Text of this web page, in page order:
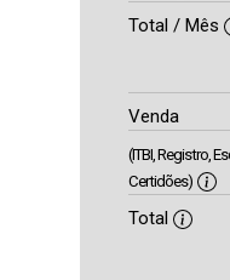
Total / Mês
Venda
(ITBI, Registro,
Certidões)
Total